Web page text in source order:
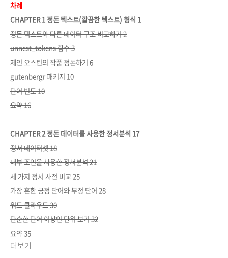
차례
CHAPTER 1 정돈 텍스트(깔끔한 텍스트) 형식 1
정돈 텍스트와 다른 데이터 구조 비교하기 2
unnest_tokens 함수 3
제인 오스틴의 작품 정돈하기 6
gutenbergr 패키지 10
단어 빈도 10
요약 16
CHAPTER 2 정돈 데이터를 사용한 정서분석 17
정서 데이터셋 18
내부 조인을 사용한 정서분석 21
세 가지 정서 사전 비교 25
가장 흔한 긍정 단어와 부정 단어 28
워드 클라우드 30
단순한 단어 이상인 단위 보기 32
요약 35
더보기